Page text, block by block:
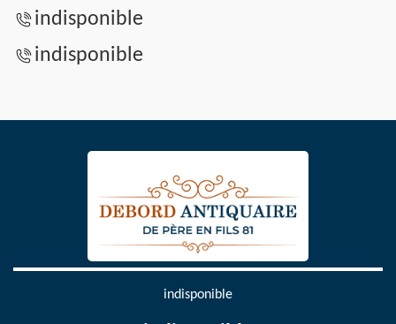
indisponible
indisponible
indisponible